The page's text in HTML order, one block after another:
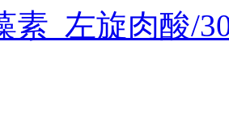
素_左旋肉酸/